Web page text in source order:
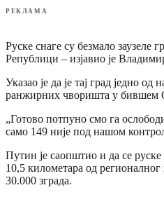
РЕКЛАМА
Руске снаге су безмало
Републици – изјавио је
Указао је да је тај град једно од
ранжирних чворишта у
„Готово потпуно смо га
само 149 није под нашом
Путин је саопштио и да се
10,5 километара од
30.000 зграда.